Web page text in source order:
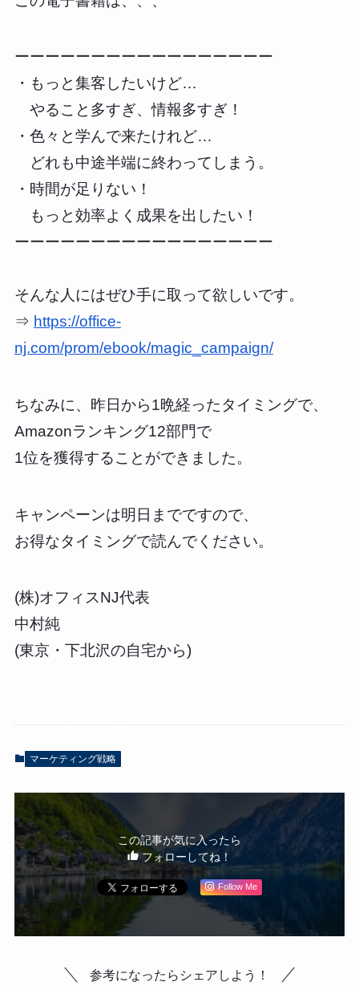
ーーーーーーーーーーーーーーーーー
・もっと集客したいけど…
やること多すぎ、情報多すぎ！
・色々と学んで来たけれど…
どれも中途半端に終わってしまう。
・時間が足りない！
もっと効率よく成果を出したい！
ーーーーーーーーーーーーーーーーー
そんな人にはぜひ手に取って欲しいです。
⇒ https://office-
nj.com/prom/ebook/magic_campaign/
ちなみに、昨日から1晩経ったタイミングで、
Amazonランキング12部門で
1位を獲得することができました。
キャンペーンは明日までですので、
お得なタイミングで読んでください。
(株)オフィスNJ代表
中村純
(東京・下北沢の自宅から)
マーケティング戦略
この記事が気に入ったら
フォローしてね！
Follow Me
参考になったらシェアしよう！